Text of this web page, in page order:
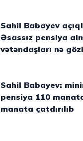
Sahil Babayev açıqladı –
Əsassız pensiya
vətəndaşları nə
Sahil Babayev: minimum
pensiya 110
manata çatdırılıb